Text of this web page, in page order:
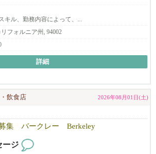
も歓迎、日本からでもリモートでお仕事して
キル、勤務内容によって、...
リフォルニア州, 94002
詳細
飲食店 2026年08月01日(土)
募集 バークレー Berkeley
ージ